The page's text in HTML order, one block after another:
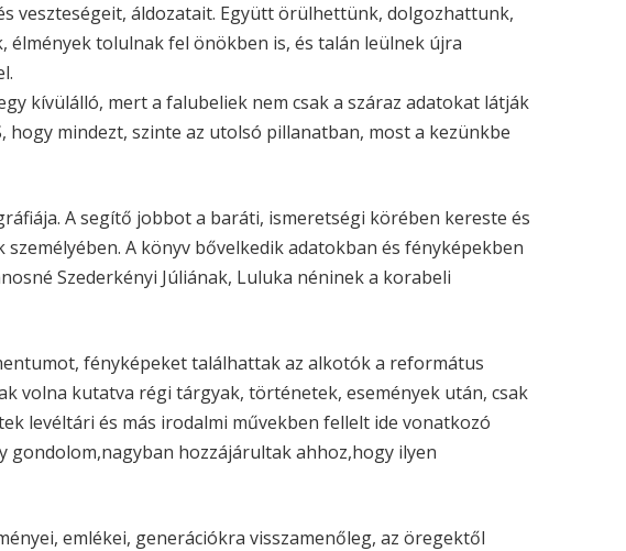
veszteségeit, áldozatait. Együtt örülhettünk, dolgozhattunk,
élmények tolulnak fel önökben is, és talán leülnek újra
kívülálló, mert a falubeliek nem csak a száraz adatokat látják
mindezt, szinte az utolsó pillanatban, most a kezünkbe
A segítő jobbot a baráti, ismeretségi körében kereste és
A könyv bővelkedik adatokban és fényképekben
Szederkényi Júliának, Luluka néninek a korabeli
fényképeket találhattak az alkotók a református
volna kutatva régi tárgyak, történetek, események után, csak
levéltári és más irodalmi művekben fellelt ide vonatkozó
gondolom,nagyban hozzájárultak ahhoz,hogy ilyen
emlékei, generációkra visszamenőleg, az öregektől